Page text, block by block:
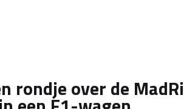
rondje over de